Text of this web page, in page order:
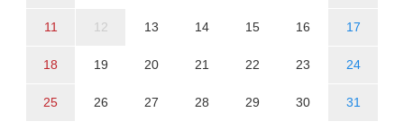
11 12 13 14 15 16 17
18 19 20 21 22 23 24
25 26 27 28 29 30 31